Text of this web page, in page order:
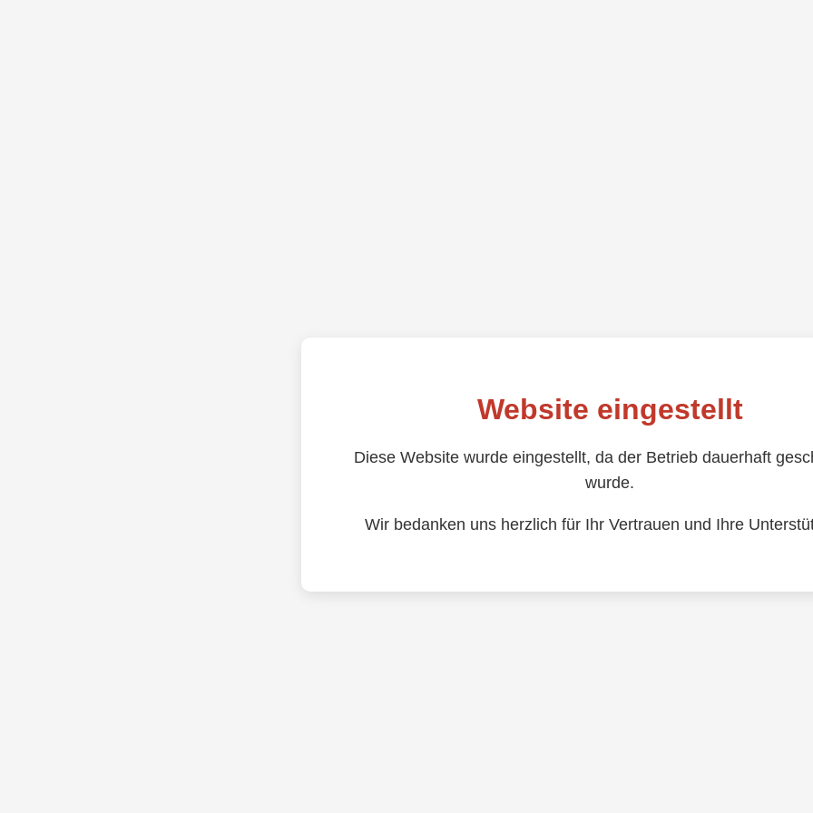
Website eingestellt
Diese Website wurde eingestellt, da der Betrieb dauerhaft
wurde.
Wir bedanken uns herzlich für Ihr Vertrauen und Ihre